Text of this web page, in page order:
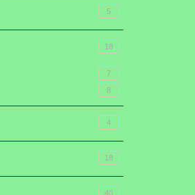
5
18
7
8
4
18
40